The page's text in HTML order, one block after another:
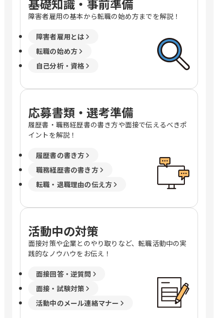
基礎知識・事前準備
障害者雇用の基本から転職の始め方までを解説！
障害者雇用とは
転職の始め方
自己分析・資格
応募書類・選考準備
履歴書・職務経歴書の書き方や面接で伝えるべきポ
イントを解説！
履歴書の書き方
職務経歴書の書き方
転職・退職理由の伝え方
活動中の対策
面接対策や企業とのやり取りなど、転職活動中の実
践的なノウハウをお伝え！
面接回答・逆質問
面接・試験対策
活動中のメール連絡マナー